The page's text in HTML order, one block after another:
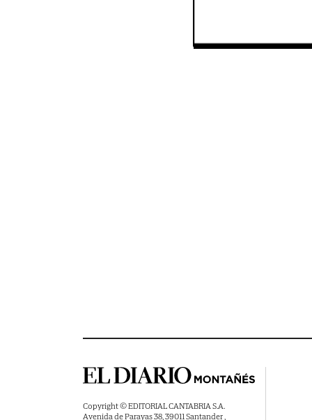
Copyright © EDITORIAL CANTABRIA S.A.
Avenida de Parayas 38, 39011 Santander ,